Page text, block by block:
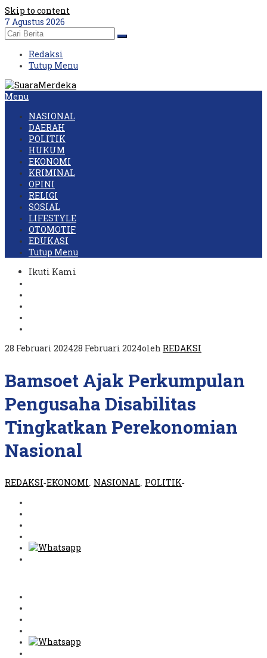
Skip to content
7 Agustus 2026
Redaksi
Tutup Menu
Menu
NASIONAL
DAERAH
POLITIK
HUKUM
EKONOMI
KRIMINAL
OPINI
RELIGI
SOSIAL
LIFESTYLE
OTOMOTIF
EDUKASI
Tutup Menu
Ikuti Kami
28 Februari 202428 Februari 2024oleh REDAKSI
Bamsoet Ajak Perkumpulan
Pengusaha Disabilitas
Tingkatkan Perekonomian
Nasional
REDAKSI-EKONOMI NASIONAL POLITIK-